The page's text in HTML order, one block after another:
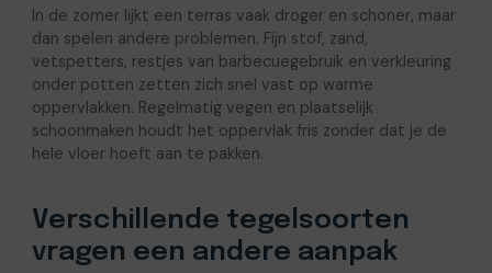
In de zomer lijkt een terras vaak droger en schoner, maar
dan spelen andere problemen. Fijn stof, zand,
vetspetters, restjes van barbecuegebruik en verkleuring
onder potten zetten zich snel vast op warme
oppervlakken. Regelmatig vegen en plaatselijk
schoonmaken houdt het oppervlak fris zonder dat je de
hele vloer hoeft aan te pakken.
Verschillende tegelsoorten
vragen een andere aanpak